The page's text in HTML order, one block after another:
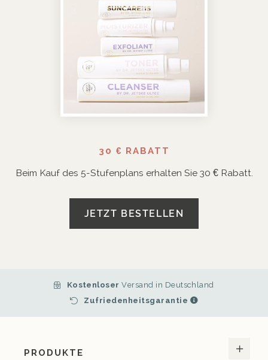
30 € RABATT
Beim Kauf des 5-Stufenplans erhalten Sie 30 € Rabatt.
JETZT BESTELLEN
Kostenloser Versand in Deutschland
Zufriedenheitsgarantie
PRODUKTE